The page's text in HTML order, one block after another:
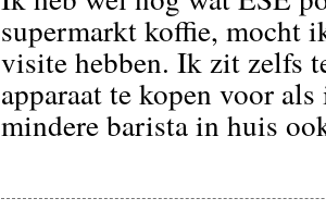
supermarkt koffie, mocht
visite hebben. Ik zit zelfs
apparaat te kopen voor
mindere barista in huis